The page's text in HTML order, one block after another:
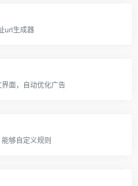
url生成器
面，自动优化广告
够自定义规则